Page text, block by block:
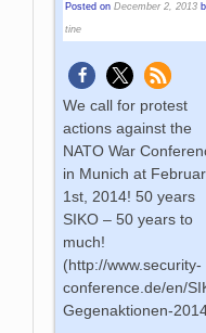
Posted onDecember 2, 2013
tine
We call for protest
actions against the
NATO War
in Munich at Februar
1st, 2014! 50 years
SIKO – 50 years to
much!
(http://www.security-
conference.de/en/
Gegenaktionen-